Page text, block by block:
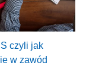
czyli jak
w zawód